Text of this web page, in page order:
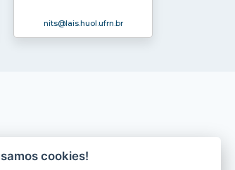
nits@lais.huol.ufrn.br
Lopes - HUOL
cookies!